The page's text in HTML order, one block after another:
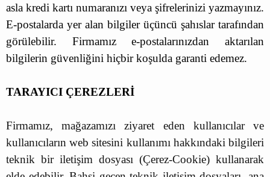
asla kredi kartı numaranızı veya şifrelerinizi yazmayınız.
E-postalarda yer alan bilgiler üçüncü şahıslar tarafından
görülebilir. Firmamız e-postalarınızdan aktarılan
bilgilerin güvenliğini hiçbir koşulda garanti edemez.
TARAYICI ÇEREZLERİ
Firmamız, mağazamızı ziyaret eden kullanıcılar ve
kullanıcıların web sitesini kullanımı hakkındaki bilgileri
teknik bir iletişim dosyası (Çerez-Cookie) kullanarak